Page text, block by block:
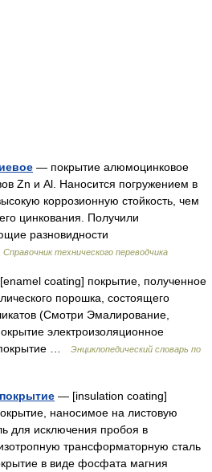
— покрытие алюмоцинковое
Zn и Аl. Наносится погружением в
коррозионную стойкость, чем
цинкования. Получили
разновидности
Справочник технического переводчика
coating] покрытие, полученное
порошка, состоящего
(Смотри Эмалирование,
электроизоляционное
…
Энциклопедический словарь по
— [insulation coating]
наносимое на листовую
для исключения пробоя в
трансформаторную сталь
в виде фосфата магния